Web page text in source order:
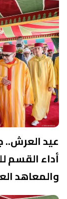
عيد العرش..
أداء القسم
والمعاهد